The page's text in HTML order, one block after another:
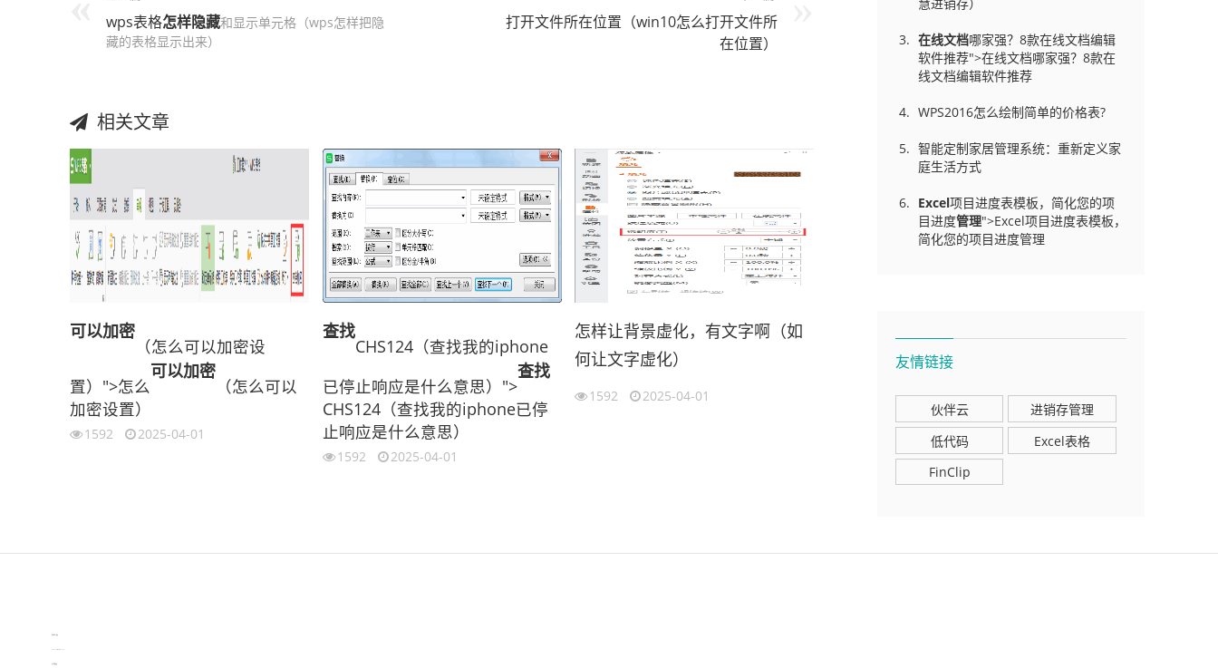
wps表格怎样隐藏和显示单元格（wps怎样把隐
藏的表格显示出来）
打开文件所在位置（win10怎么打开文件所
在位置）
相关文章
可以加密
（怎么可以加密设
置）">怎么
可以加密
（怎么可以
加密设置）
1592 2025-04-01
查找
CHS124（查找我的iphone
已停止响应是什么意思）">
查找
CHS124（查找我的iphone已停
止响应是什么意思）
1592 2025-04-01
怎样让背景虚化，有文字啊（如
何让文字虚化）
1592 2025-04-01
在线文档哪家强？8款在线文档编辑
软件推荐">在线文档哪家强？8款在
线文档编辑软件推荐
WPS2016怎么绘制简单的价格表?
智能定制家居管理系统：重新定义家
庭生活方式
Excel项目进度表模板，简化您的项
目进度管理">Excel项目进度表模板，
简化您的项目进度管理
友情链接
伙伴云
进销存管理
低代码
Excel表格
FinClip